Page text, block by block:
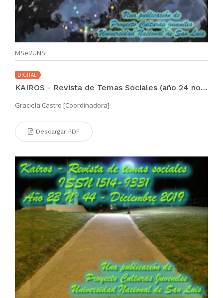
MSeI/UNSL
DIGITAL
KAIROS - Revista de Temas Sociales (año 24 no. 45 ago 2020)
Graciela Castro [Coordinadora]
Descargar PDF